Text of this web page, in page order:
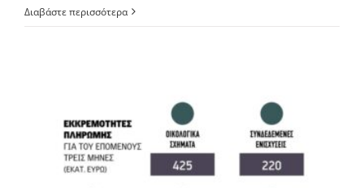
Διαβάστε περισσότερα